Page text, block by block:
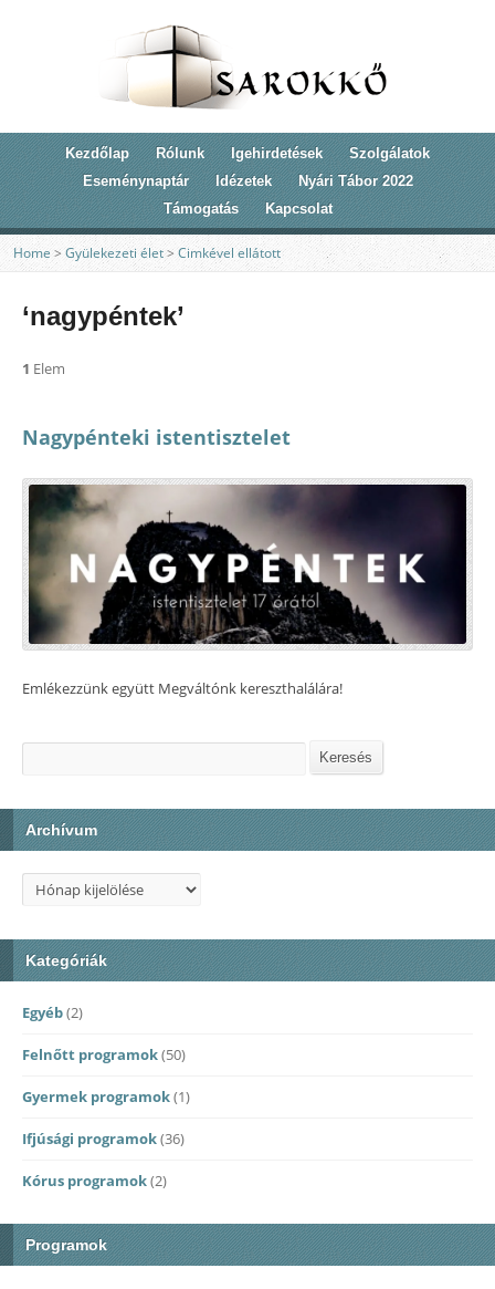
Kezdőlap Rólunk Igehirdetések
Szolgálatok
Eseménynaptár
Idézetek
Nyári Tábor 2022
Támogatás
Kapcsolat
Home > Gyülekezeti élet > Cimkével ellátott
‘nagypéntek’
1 Elem
Nagypénteki istentisztelet
Emlékezzünk együtt Megváltónk kereszthalálára!
Keresés Keresés
Archívum
Archívum
Kategóriák
Egyéb(2)
Felnőtt programok(50)
Gyermek programok(1)
Ifjúsági programok(36)
Kórus programok(2)
Programok